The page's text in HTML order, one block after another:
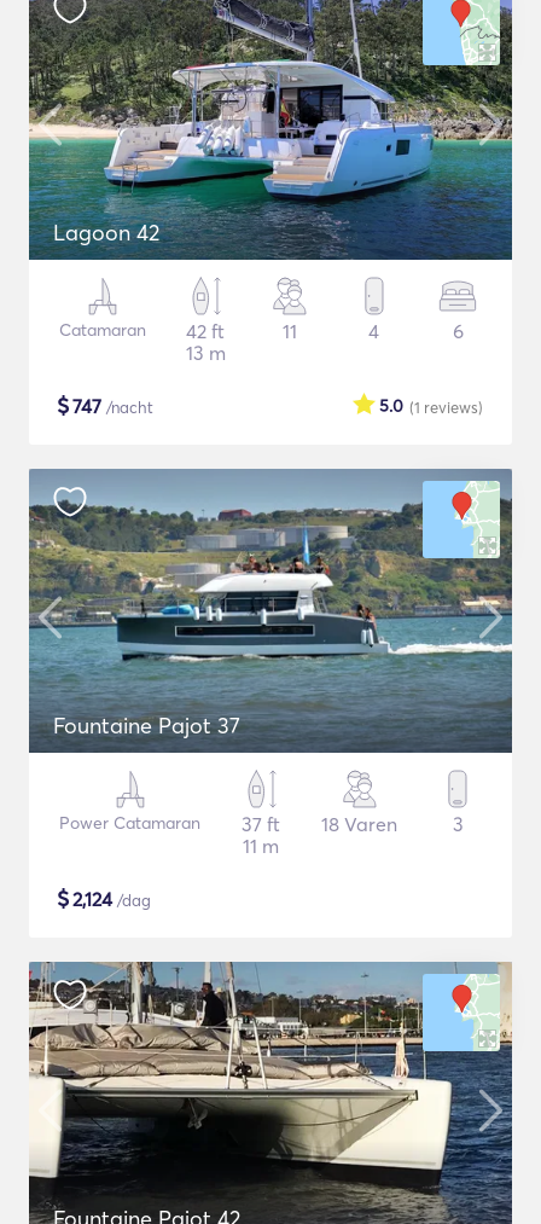
Lagoon 42
Catamaran
42 ft
13 m
11 4 6
$747 /nacht (1 reviews)
5.0
Fountaine Pajot 37
Power Catamaran
37 ft
11 m
18 Varen 3
$2,124/dag